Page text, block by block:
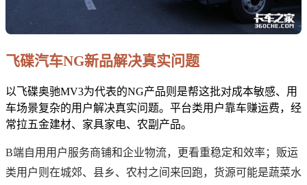
飞碟汽车NG新品解决真实问题
以飞碟奥驰MV3为代表的NG产品则是帮这批对成本敏感、用
车场景复杂的用户解决真实问题。平台类用户靠车赚运费，经
常拉五金建材、家具家电、农副产品。
B端自用用户服务商铺和企业物流，更看重稳定和效率；贩运
类用户则在城郊、县乡、农村之间来回跑，货源可能是蔬菜水